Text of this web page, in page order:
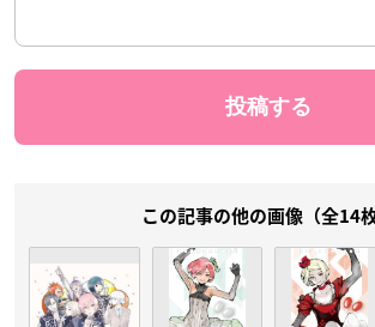
この記事の他の画像（全14枚